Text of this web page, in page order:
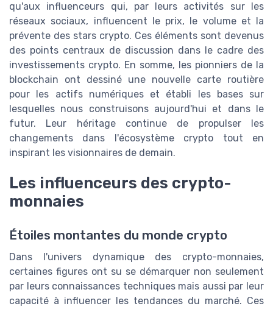
qu'aux influenceurs qui, par leurs activités sur les
réseaux sociaux, influencent le prix, le volume et la
prévente des stars crypto. Ces éléments sont devenus
des points centraux de discussion dans le cadre des
investissements crypto. En somme, les pionniers de la
blockchain ont dessiné une nouvelle carte routière
pour les actifs numériques et établi les bases sur
lesquelles nous construisons aujourd'hui et dans le
futur. Leur héritage continue de propulser les
changements dans l'écosystème crypto tout en
inspirant les visionnaires de demain.
Les influenceurs des crypto-
monnaies
Étoiles montantes du monde crypto
Dans l'univers dynamique des crypto-monnaies,
certaines figures ont su se démarquer non seulement
par leurs connaissances techniques mais aussi par leur
capacité à influencer les tendances du marché. Ces